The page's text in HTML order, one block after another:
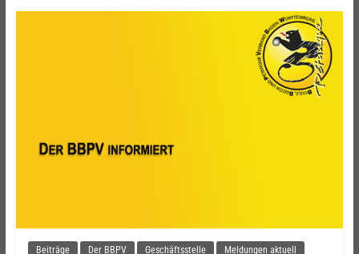
Beiträge Der BBPV Geschäftsstelle
Meldungen aktuell